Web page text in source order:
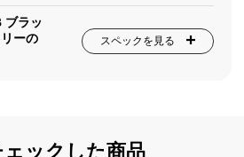
ブラッ
ーの
スペックを見る
ェックした商品